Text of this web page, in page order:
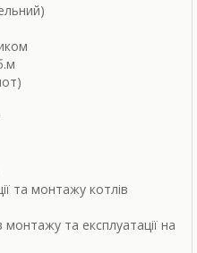
та монтажу котлів
та експлуатації на